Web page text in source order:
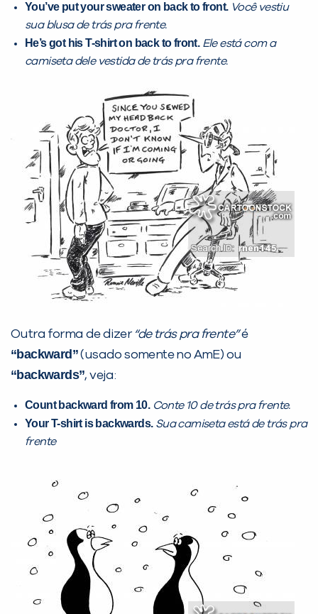
You’ve put your sweater on back to front.Você vestiu
sua blusa de trás pra frente.
He’s got his T-shirt on back to front.Ele está com a
camiseta dele vestida de trás pra frente.
Outra forma de dizer“de trás pra frente”é
“backward”(usado somente no AmE) ou
“backwards”, veja:
Count backward from 10. Conte 10 de trás pra frente.
Your T-shirt is backwards.Sua camiseta está de trás pra
frente
com a:
Você é aluno inFlux?
Sim Não